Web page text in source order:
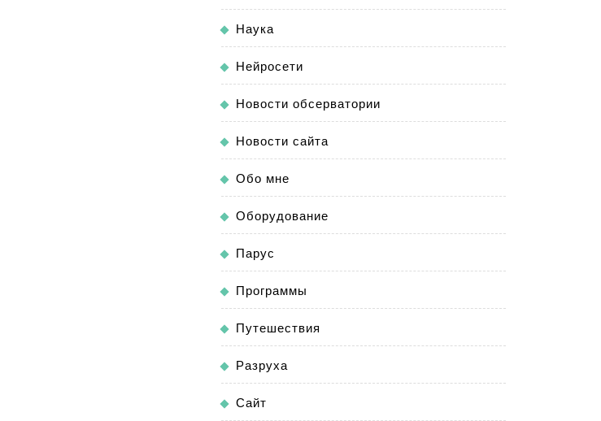
Наука
Нейросети
Новости обсерватории
Новости сайта
Обо мне
Оборудование
Парус
Программы
Путешествия
Разруха
Сайт